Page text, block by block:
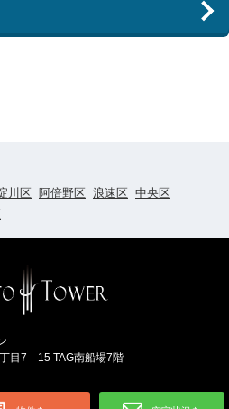
川区 阿倍野区 浪速区 中央区
目7－15 TAG南船場7階